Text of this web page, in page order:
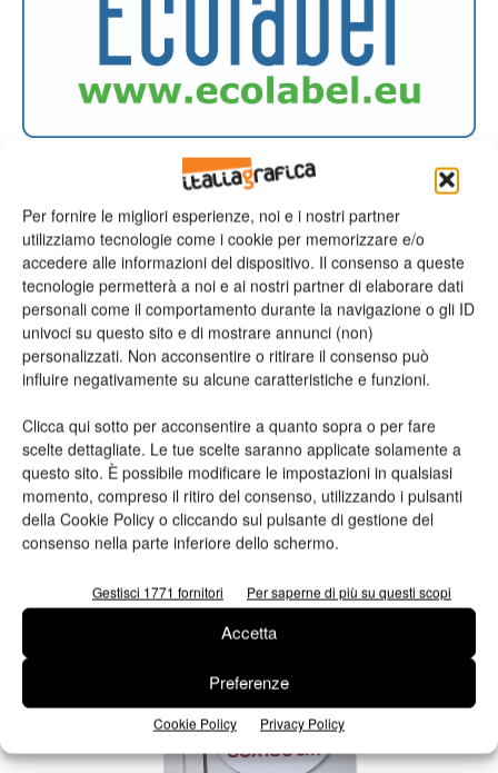
Per fornire le migliori esperienze, noi e i nostri partner
utilizziamo tecnologie come i cookie per memorizzare e/o
accedere alle informazioni del dispositivo. Il consenso a queste
tecnologie permetterà a noi e ai nostri partner di elaborare dati
personali come il comportamento durante la navigazione o gli ID
univoci su questo sito e di mostrare annunci (non)
personalizzati. Non acconsentire o ritirare il consenso può
influire negativamente su alcune caratteristiche e funzioni.
Clicca qui sotto per acconsentire a quanto sopra o per fare
scelte dettagliate. Le tue scelte saranno applicate solamente a
questo sito. È possibile modificare le impostazioni in qualsiasi
momento, compreso il ritiro del consenso, utilizzando i pulsanti
della Cookie Policy o cliccando sul pulsante di gestione del
consenso nella parte inferiore dello schermo.
Gestisci 1771 fornitori Per saperne di più su questi scopi
Accetta
Preferenze
Cookie Policy Privacy Policy
Le carte della gamma UNO di Burgo
ottengono il marchio Ecolabel...
Valeria Teruzzi 10/09/2013